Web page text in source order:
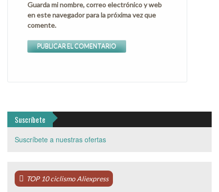
Guarda mi nombre, correo electrónico y web
en este navegador para la próxima vez que
comente.
Suscríbete
Suscríbete a nuestras ofertas
TOP 10 ciclismo Aliexpress